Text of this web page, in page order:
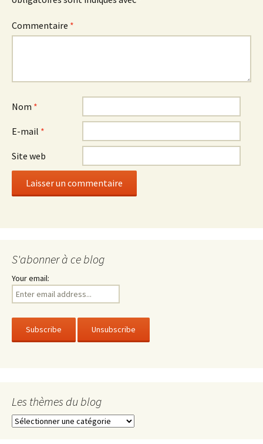
Commentaire *
Nom *
E-mail *
Site web
S'abonner à ce blog
Your email:
Les thèmes du blog
Les